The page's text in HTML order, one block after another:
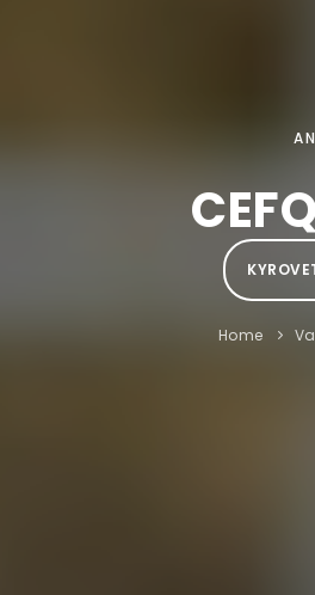
Home